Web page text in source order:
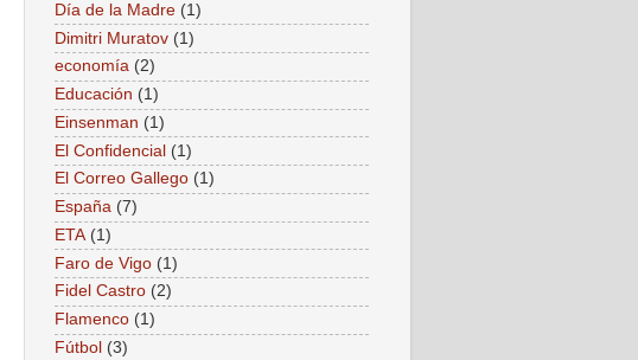
Día de la Madre (1)
Dimitri Muratov (1)
economía (2)
Educación (1)
Einsenman (1)
El Confidencial (1)
El Correo Gallego (1)
España (7)
ETA (1)
Faro de Vigo (1)
Fidel Castro (2)
Flamenco (1)
Fútbol (3)